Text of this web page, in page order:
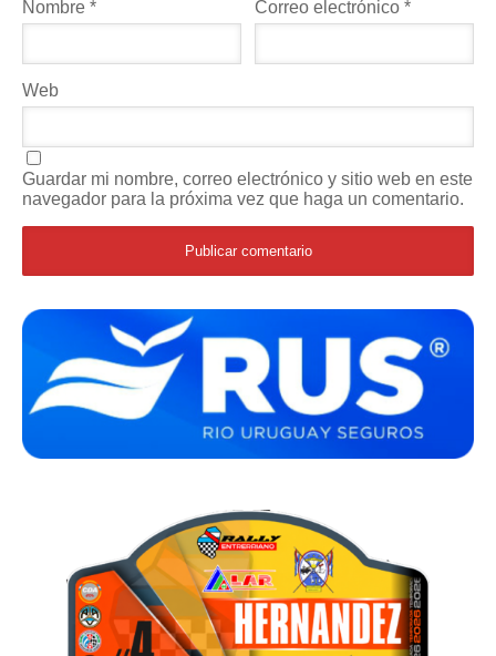
Nombre * Correo electrónico*
Web
Guardar mi nombre, correo electrónico y sitio web en este
navegador para la próxima vez que haga un comentario.